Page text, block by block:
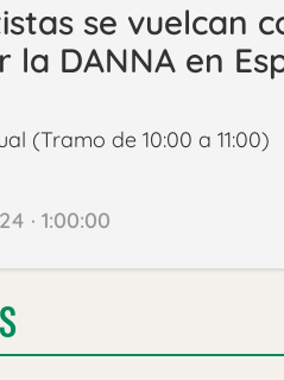
se vuelcan
la DANNA en
(Tramo de 10:00 a 11:00)
· 1:00:00